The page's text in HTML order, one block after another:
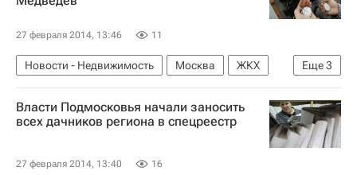
Московская область (Подмосковье)
Россия
27 февраля 2014, 13:46 11
Еще3
Новости - Недвижимость Москва
ЖКХ
Дмитрий Медведев
Инфраструктура
Россия
Власти Подмосковья начали заносить
всех дачников региона в спецреестр
27 февраля 2014, 13:40 16